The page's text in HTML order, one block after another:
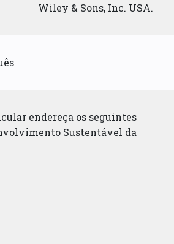
Wiley & Sons, Inc. USA.
endereça os seguintes
Sustentável da